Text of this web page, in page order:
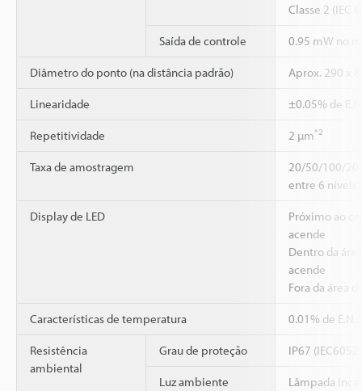
Classe 2 (IEC
Saída de controle 0.95 mW no
Diâmetro do ponto (na distância padrão) Aprox. 290 x
Linearidade ±0.05% de
Repetitividade 2 µm*2
Taxa de amostragem
20/50/100/
entre 6 níveis)
Display de LED
Próximo ao
acende
Dentro da
acende
Fora da área
Características de temperatura 0.01% de
Resistência
ambiental
Grau de proteção IP67
Luz ambiente Lâmpada